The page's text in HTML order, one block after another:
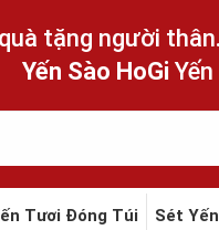
tặng người
Yến Sào HoGi Yến
Tươi Đóng Túi Sét